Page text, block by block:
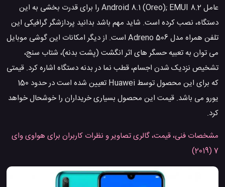
عامل Android 8.1 (Oreo); EMUI 8.2 را برای قدرت بخشی به این
دستگاه، نصب کرده است. شاید مهم باشد بدانید پردازشگر گرافیکی این
تلفن همراه مدل Adreno 506 است. از دیگر امکانات این گوشی موبایل
می توان به تعبیه حسگر های اثر انگشت (پشت بدنه)، شتاب سنج،
تشخیص نزدیک شدن اجسام، قطب نما در بدنه دستگاه اشاره کرد. قیمتی
که برای این محصول توسط Huawei تعیین شده است در حدود 150
یورو می باشد. قیمت این محصول بسیاری خریداران را خوشحال خواهد
کرد.
مشخصات فنی، قیمت، گالری تصاویر و نظرات کاربران برای هواوی وای
7 (2019)